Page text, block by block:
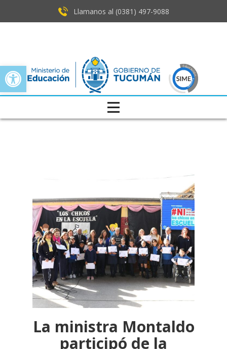
Open toolbar
Llamanos al (0381) ​497-9088
La ministra Montaldo
participó de la